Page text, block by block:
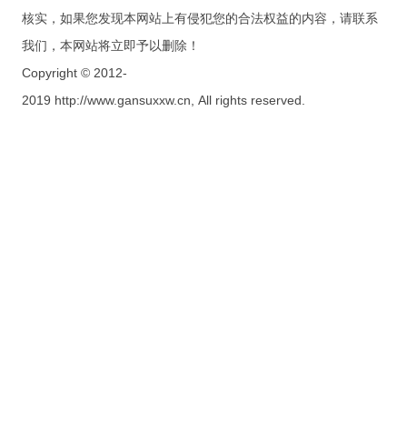
核实，如果您发现本网站上有侵犯您的合法权益的内容，请联系
我们，本网站将立即予以删除！
Copyright © 2012-
2019 http://www.gansuxxw.cn, All rights reserved.